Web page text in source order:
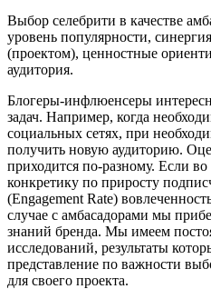
Выбор селебрити в качестве
уровень популярности,
(проектом), ценностные
аудитория.
Блогеры-инфлюенсеры
задач. Например, когда
социальных сетях, при
получить новую аудиторию.
приходится по-разному. Если
конкретику по приросту
(Engagement Rate)
случае с амбасадорами мы
знаний бренда. Мы имеем
исследований, результаты
представление по важности
для своего проекта.